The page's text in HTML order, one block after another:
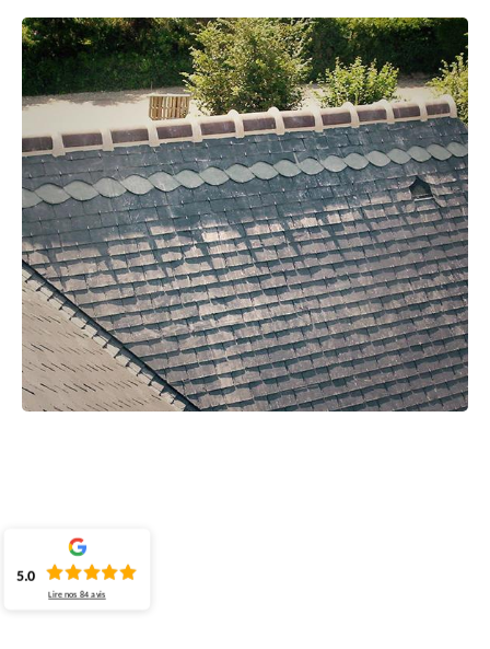
5.0
Lire nos84 avis